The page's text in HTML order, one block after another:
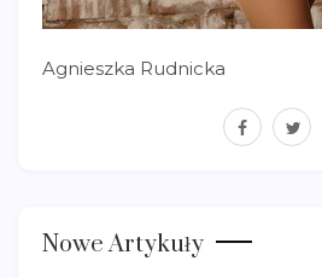
Agnieszka Rudnicka
facebook
twitter
Nowe Artykuły